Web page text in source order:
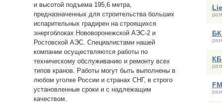
и высотой подъема 195,6 метра,
предназначенных для строительства больших
испарительных градирен на строящихся
энергоблоках Нововоронежской АЭС-2 и
Ростовской АЭС. Специалистами нашей
компании осуществляются работы по
техническому обслуживанию и ремонту всех
типов кранов. Работы могут быть выполнены в
любом уголке России и странах СНГ, в строго
установленные сроки и с надлежащим
качеством.